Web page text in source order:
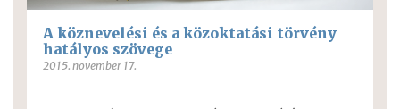
A köznevelési és a közoktatási törvény
hatályos szövege
2015. november 17.